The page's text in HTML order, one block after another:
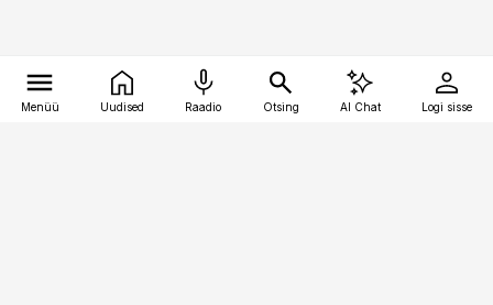
Menüü Uudised Raadio Otsing AI Chat Logi sisse